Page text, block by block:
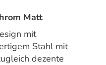
Matt
mit
Stahl mit
dezente